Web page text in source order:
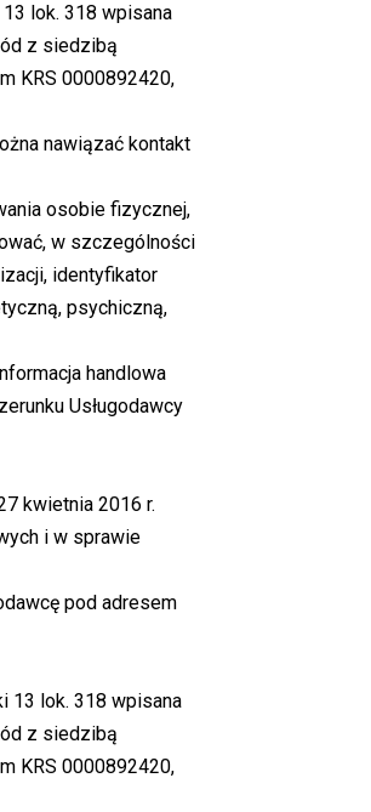
lok. 318 wpisana
z siedzibą
KRS 0000892420,
nawiązać kontakt
osobie fizycznej,
w szczególności
identyfikator
psychiczną,
handlowa
Usługodawcy
kwietnia 2016 r.
i w sprawie
pod adresem
13 lok. 318 wpisana
z siedzibą
KRS 0000892420,